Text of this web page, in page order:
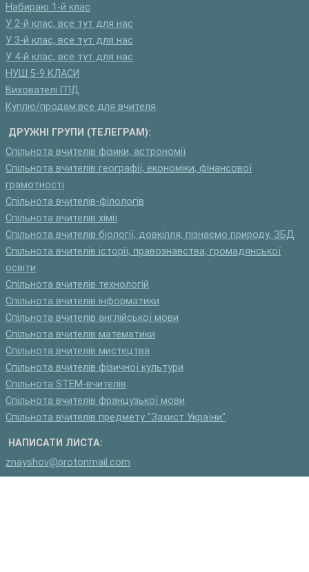
Набираю 1-й клас
У 2-й клас, все тут для нас
У 3-й клас, все тут для нас
У 4-й клас, все тут для нас
НУШ 5-9 КЛАСИ
Вихователі ГПД
Куплю/продам:все для вчителя
ДРУЖНІ ГРУПИ (ТЕЛЕГРАМ):
Спільнота вчителів фізики, астрономії
Спільнота вчителів географії, економіки, фінансової
грамотності
Спільнота вчителів-філологів
Спільнота вчителів хімії
Спільнота вчителів біології, довкілля, пізнаємо природу, ЗБД
Спільнота вчителів історії, правознавства, громадянської
освіти
Спільнота вчителів технологій
Спільнота вчителів інформатики
Спільнота вчителів англійської мови
Спільнота вчителів математики
Спільнота вчителів мистецтва
Спільнота вчителів фізичної культури
Спільнота STEM-вчителів
Спільнота вчителів французької мови
Спільнота вчителів предмету "Захист України"
НАПИСАТИ ЛИСТА:
znayshov@protonmail.com